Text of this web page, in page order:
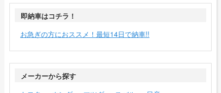
即納車はコチラ！
お急ぎの方におススメ！最短14日で納車!!
メーカーから探す